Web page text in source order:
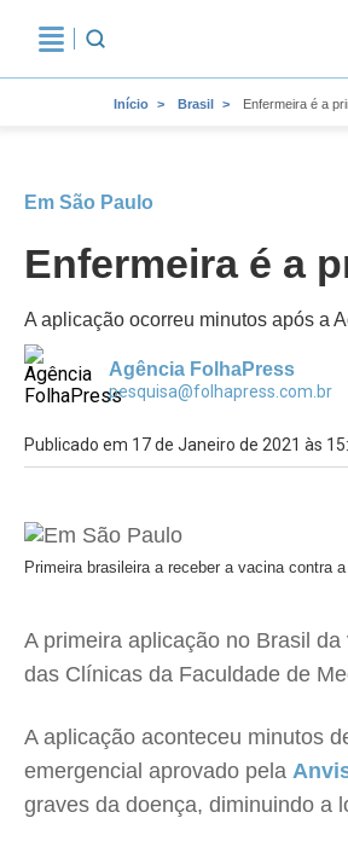
Início Brasil Enfermeira é a
Em São Paulo
Enfermeira é a
A aplicação ocorreu minutos após a
Agência FolhaPress
pesquisa@folhapress.com.br
Publicado em 17 de Janeiro de 2021 às
Primeira brasileira a receber a vacina contra
A primeira aplicação no Brasil
das Clínicas da Faculdade de
A aplicação aconteceu minutos
emergencial aprovado pela
graves da doença, diminuindo a